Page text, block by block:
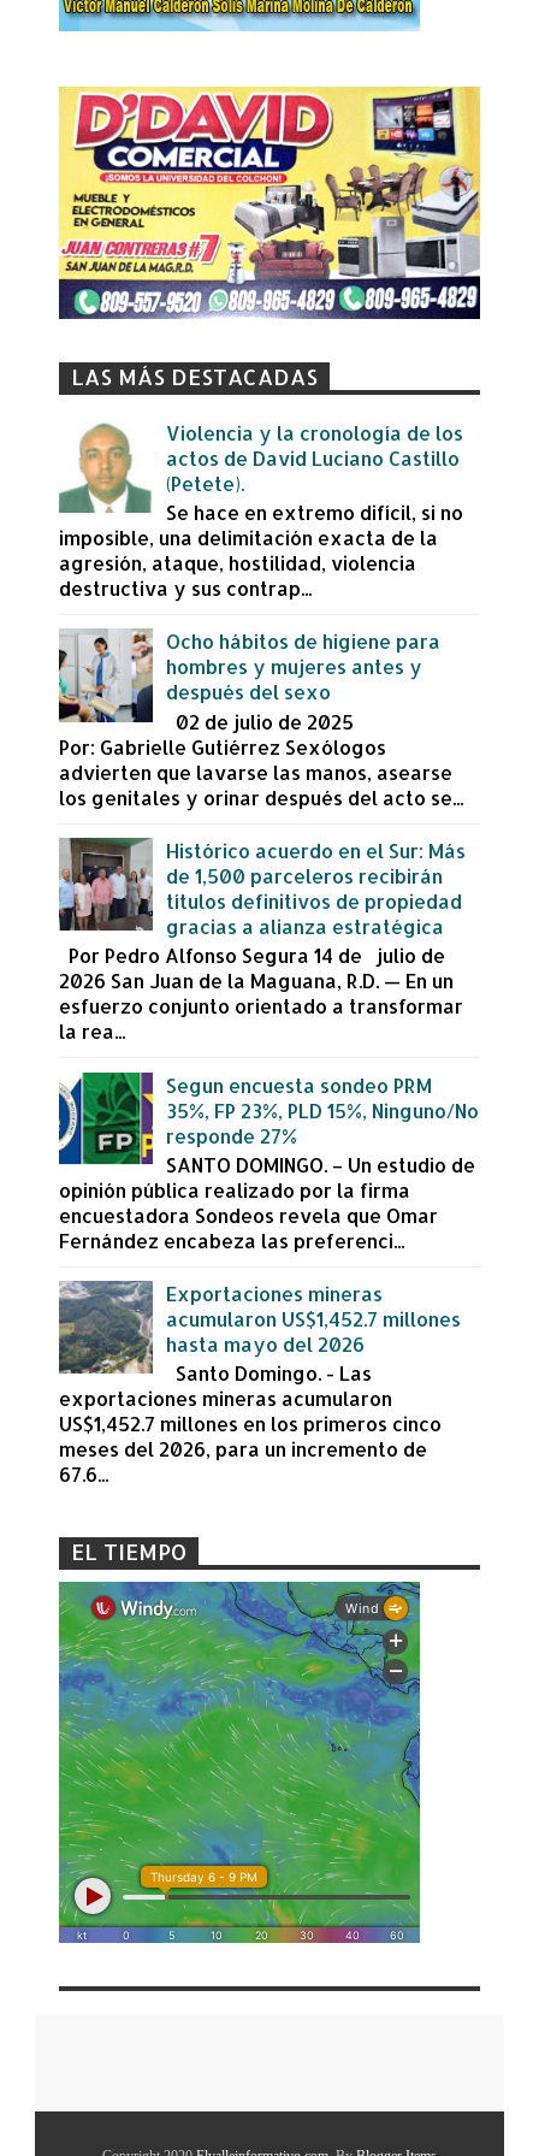
LAS MÁS DESTACADAS
Violencia y la cronología de los
actos de David Luciano Castillo
(Petete).
Se hace en extremo difícil, si no
imposible, una delimitación exacta de la
agresión, ataque, hostilidad, violencia
destructiva y sus contrap...
Ocho hábitos de higiene para
hombres y mujeres antes y
después del sexo
02 de julio de 2025
Por: Gabrielle Gutiérrez Sexólogos
advierten que lavarse las manos, asearse
los genitales y orinar después del acto se...
Histórico acuerdo en el Sur: Más
de 1,500 parceleros recibirán
títulos definitivos de propiedad
gracias a alianza estratégica
Por Pedro Alfonso Segura 14 de julio de
2026 San Juan de la Maguana, R.D. — En un
esfuerzo conjunto orientado a transformar
la rea...
Segun encuesta sondeo PRM
35%, FP 23%, PLD 15%, Ninguno/No
responde 27%
SANTO DOMINGO. – Un estudio de
opinión pública realizado por la firma
encuestadora Sondeos revela que Omar
Fernández encabeza las preferenci...
Exportaciones mineras
acumularon US$1,452.7 millones
hasta mayo del 2026
Santo Domingo. - Las
exportaciones mineras acumularon
US$1,452.7 millones en los primeros cinco
meses del 2026, para un incremento de
67.6...
EL TIEMPO